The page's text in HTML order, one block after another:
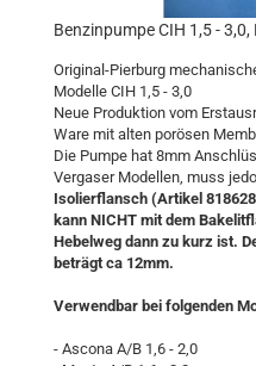
Benzinpumpe CIH 1,5 - 3,0,
Original-Pierburg
Modelle CIH 1,5 - 3,0
Neue Produktion vom
Ware mit alten porösen
Die Pumpe hat 8mm
Vergaser Modellen, muss
Isolierflansch (Artikel
kann NICHT mit dem
Hebelweg dann zu kurz ist.
beträgt ca 12mm.
Verwendbar bei folgenden
- Ascona A/B 1,6 - 2,0